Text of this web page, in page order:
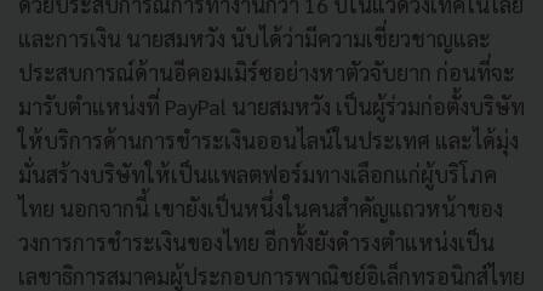
และการเงิน นายสมหวัง นับได้ว่ามีความเชี่ยวชาญและ
ประสบการณ์ด้านอีคอมเมิร์ซอย่างหาตัวจับยาก ก่อนที่จะ
มารับตำแหน่งที่ PayPal นายสมหวัง เป็นผู้ร่วมก่อตั้งบริษัท
ให้บริการด้านการชำระเงินออนไลน์ในประเทศ และได้มุ่ง
มั่นสร้างบริษัทให้เป็นแพลตฟอร์มทางเลือกแก่ผู้บริโภค
ไทย นอกจากนี้ เขายังเป็นหนึ่งในคนสำคัญแถวหน้าของ
วงการการชำระเงินของไทย อีกทั้งยังดำรงตำแหน่งเป็น
เลขาธิการสมาคมผู้ประกอบการพาณิชย์อิเล็กทรอนิกส์ไทย